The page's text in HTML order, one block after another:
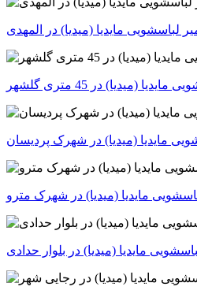
لباسشویی مایدیا (میدیا) در المهدی
(میدیا) در 45 متری گلشهر
مایدیا (میدیا) در شهرک پردیسان
مایدیا (میدیا) در شهرک مترو
مایدیا (میدیا) در بلوار حدادی